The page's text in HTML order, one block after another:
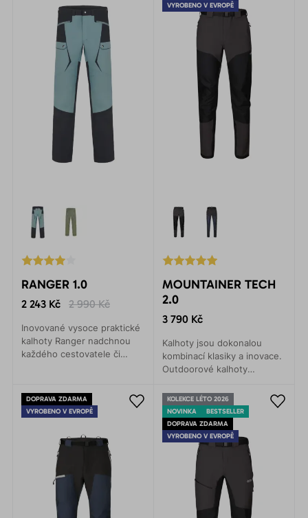
RANGER 1.0
2 243 Kč 2 990 Kč
Inovované vysoce praktické
kalhoty Ranger nadchnou
každého cestovatele či
den s výborným poměrem
cena/výkon.
VYROBENO V EVROPĚ
MOUNTAINER TECH
2.0
3 790 Kč
Kalhoty jsou dokonalou
kombinací klasiky a inovace.
Outdoorové kalhoty
zadní části. Pohodlné a
odolné.
DOPRAVA ZDARMA
VYROBENO V EVROPĚ
KOLEKCE LÉTO 2026
NOVINKA
BESTSELLER
DOPRAVA ZDARMA
VYROBENO V EVROPĚ